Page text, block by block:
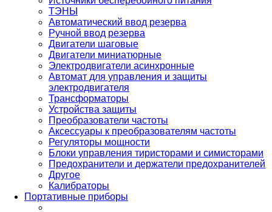
ТЭНЫ
Автоматический ввод резерва
Ручной ввод резерва
Двигатели шаговые
Двигатели миниатюрные
Электродвигатели асинхронные
Автомат для управления и защиты
электродвигателя
Трансформаторы
Устройства защиты
Преобразователи частоты
Аксессуары к преобразователям частоты
Регуляторы мощности
Блоки управления тиристорами и симисторами
Предохранители и держатели предохранителей
Другое
Калибраторы
Портативные приборы